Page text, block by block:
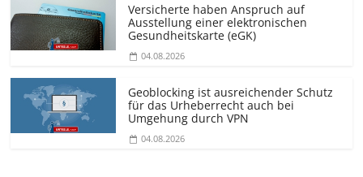
Versicherte haben Anspruch auf
Ausstellung einer elektronischen
Gesundheitskarte (eGK)
04.08.2026
Geoblocking ist ausreichender Schutz
für das Urheberrecht auch bei
Umgehung durch VPN
04.08.2026